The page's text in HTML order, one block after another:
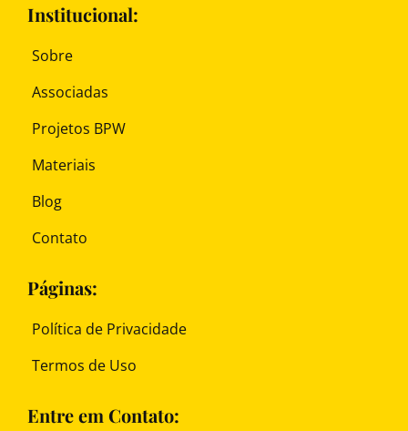
Institucional:
Sobre
Associadas
Projetos BPW
Materiais
Blog
Contato
Páginas:
Política de Privacidade
Termos de Uso
Entre em Contato: